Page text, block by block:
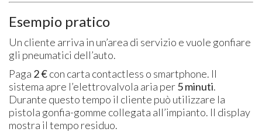
Esempio pratico
Un cliente arriva in un’area di servizio e vuole gonfiare
gli pneumatici dell’auto.
Paga 2 €con carta contactless o smartphone. Il
sistema apre l’elettrovalvola aria per5 minuti.
Durante questo tempo il cliente può utilizzare la
pistola gonfia-gomme collegata all’impianto. Il display
mostra il tempo residuo.